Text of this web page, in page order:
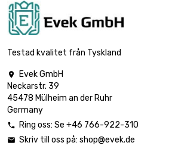
längd : 5 Meter
storlek : 1 x 7mm
längd : 10 Meter
Testad kvalitet från Tyskland

Evek GmbH
Neckarstr. 39
45478 Mülheim an der Ruhr
Germany
 Ring oss: Se +46 766-922-310
 Skriv till oss på: shop@evek.de